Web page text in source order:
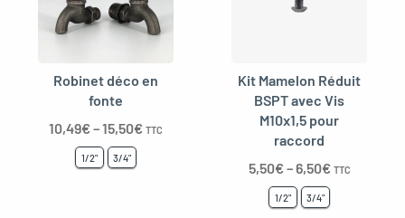
Robinet déco en
fonte
10,49€–15,50€ TTC
1/2" 3/4"
Kit Mamelon Réduit
BSPT avec Vis
M10x1,5 pour
raccord
5,50€–6,50€ TTC
1/2" 3/4"